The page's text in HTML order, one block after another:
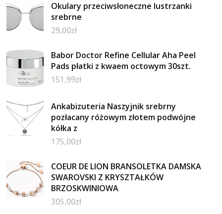
Okulary przeciwsłoneczne lustrzanki
srebrne
29,00zł
Babor Doctor Refine Cellular Aha Peel
Pads płatki z kwaem octowym 30szt.
151,99zł
Ankabizuteria Naszyjnik srebrny
pozłacany różowym złotem podwójne
kółka z
175,00zł
COEUR DE LION BRANSOLETKA DAMSKA
SWAROVSKI Z KRYSZTAŁKÓW
BRZOSKWINIOWA
305,00zł